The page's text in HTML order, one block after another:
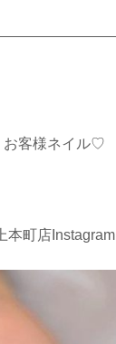
お客様ネイル♡
上本町店Instagram